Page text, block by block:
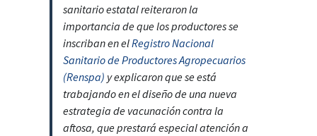
sanitario estatal reiteraron la
importancia de que los productores se
inscriban en elRegistro Nacional
Sanitario de Productores Agropecuarios
(Renspa) y explicaron que se está
trabajando en el diseño de una nueva
estrategia de vacunación contra la
aftosa, que prestará especial atención a